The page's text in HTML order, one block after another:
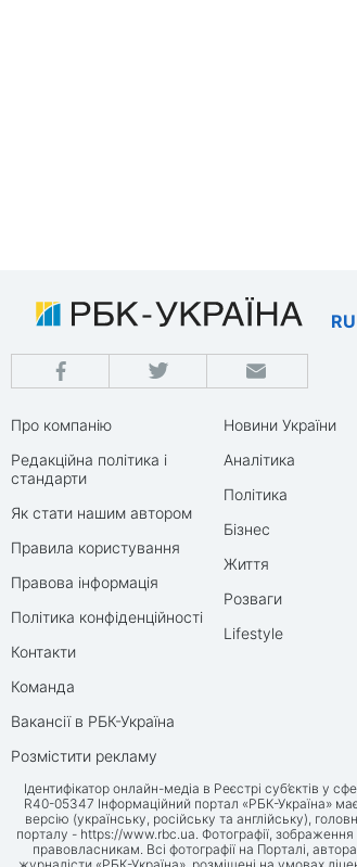
RU
Про компанію
Редакційна політика і
стандарти
Як стати нашим автором
Правила користування
Правова інформація
Політика конфіденційності
Контакти
Команда
Вакансії в РБК-Україна
Розмістити рекламу
Новини України
Аналітика
Політика
Бізнес
Життя
Розваги
Lifestyle
Ідентифікатор онлайн-медіа в Реєстрі суб’єктів у
R40-05347 Інформаційний портал «РБК-Україна»
версію (українську, російську та англійську),
порталу - https://www.rbc.ua. Фотографії,
правовласникам. Всі фотографії на Порталі,